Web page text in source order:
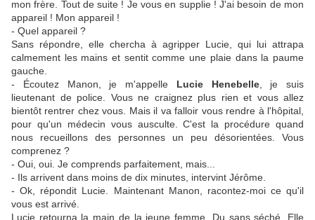
mon frère. Tout de suite ! Je vous en supplie ! J'ai besoin de mon
appareil ! Mon appareil !
- Quel appareil ?
Sans répondre, elle chercha à agripper Lucie, qui lui attrapa
calmement les mains et sentit comme une plaie dans la paume
gauche.
- Écoutez Manon, je m'appelle Lucie Henebelle, je suis
lieutenant de police. Vous ne craignez plus rien et vous allez
bientôt rentrer chez vous. Mais il va falloir vous rendre à l'hôpital,
pour qu'un médecin vous ausculte. C'est la procédure quand
nous recueillons des personnes un peu désorientées. Vous
comprenez ?
- Oui, oui. Je comprends parfaitement, mais...
- Ils arrivent dans moins de dix minutes, intervint Jérôme.
- Ok, répondit Lucie. Maintenant Manon, racontez-moi ce qu'il
vous est arrivé.
Lucie retourna la main de la jeune femme. Du sans séché. Elle